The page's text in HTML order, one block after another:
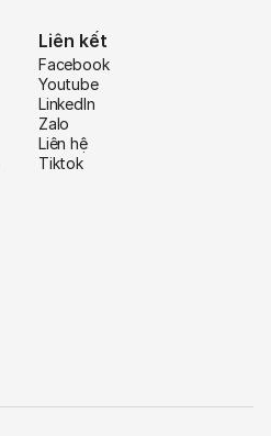
Liên kết
Facebook
Youtube
LinkedIn
Zalo
Liên hệ
Tiktok